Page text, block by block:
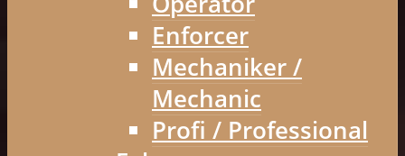
Enforcer
Mechaniker /
Mechanic
Profi / Professional